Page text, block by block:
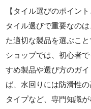
【タイル選びのポイン
タイル選びで重要なの
た適切な製品を選ぶこ
ショップでは、初心者
すめ製品や選び方のガ
ば、水回りには防滑性
タイプなど、専門知識